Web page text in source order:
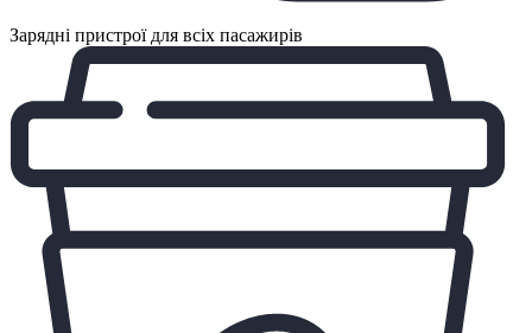
Зарядні пристрої для всіх пасажирів